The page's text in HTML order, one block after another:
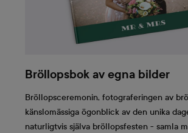
Bröllopsbok av egna bilder
Bröllopsceremonin, fotograferingen av
känslomässiga ögonblick av den unika
naturligtvis själva bröllopsfesten - samla